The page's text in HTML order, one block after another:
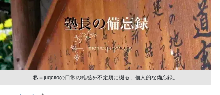
私＝juqchoの日常の雑感を不定期に綴る、個人的な備忘録。